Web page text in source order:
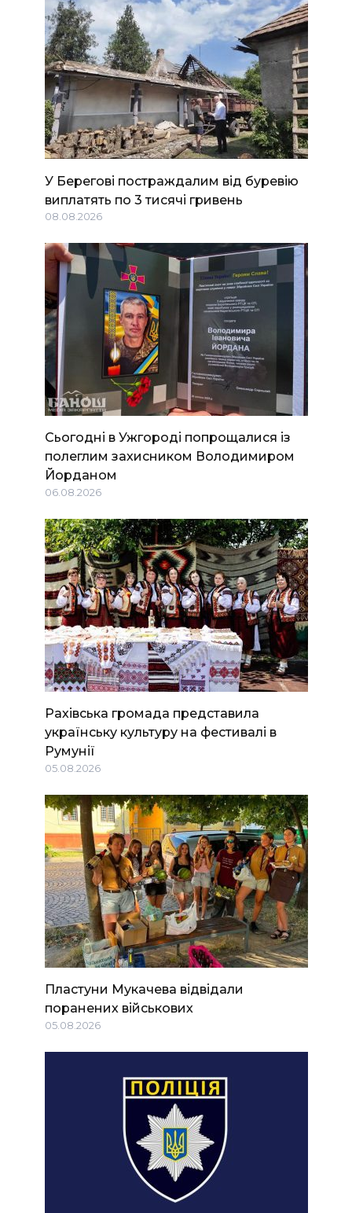
У Берегові постраждалим від буревію
виплатять по 3 тисячі гривень
08.08.2026
Сьогодні в Ужгороді попрощалися із
полеглим захисником Володимиром
Йорданом
06.08.2026
Рахівська громада представила
українську культуру на фестивалі в
Румунії
05.08.2026
Пластуни Мукачева відвідали
поранених військових
05.08.2026